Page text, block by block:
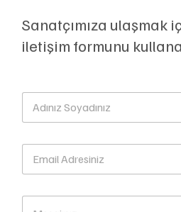
Sanatçımıza ulaşmak
iletişim formunu
A
ı
S
E
a
M